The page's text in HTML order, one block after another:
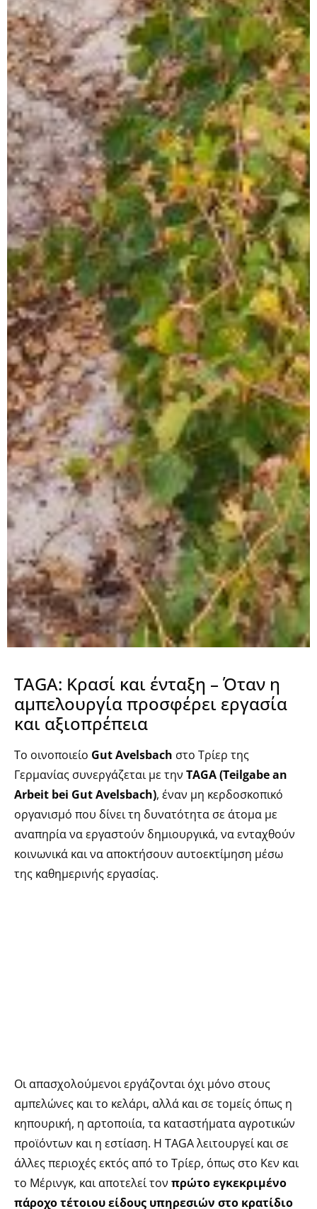
TAGA: Κρασί και ένταξη – Όταν η
αμπελουργία προσφέρει εργασία
και αξιοπρέπεια
Το οινοποιείο Gut Avelsbach στο Τρίερ της
Γερμανίας συνεργάζεται με την TAGA (Teilgabe an
Arbeit bei Gut Avelsbach), έναν μη κερδοσκοπικό
οργανισμό που δίνει τη δυνατότητα σε άτομα με
αναπηρία να εργαστούν δημιουργικά, να ενταχθούν
κοινωνικά και να αποκτήσουν αυτοεκτίμηση μέσω
της καθημερινής εργασίας.
Οι απασχολούμενοι εργάζονται όχι μόνο στους
αμπελώνες και το κελάρι, αλλά και σε τομείς όπως η
κηπουρική, η αρτοποιία, τα καταστήματα αγροτικών
προϊόντων και η εστίαση. Η TAGA λειτουργεί και σε
άλλες περιοχές εκτός από το Τρίερ, όπως στο Κεν και
το Μέρινγκ, και αποτελεί τον πρώτο εγκεκριμένο
πάροχο τέτοιου είδους υπηρεσιών στο κρατίδιο